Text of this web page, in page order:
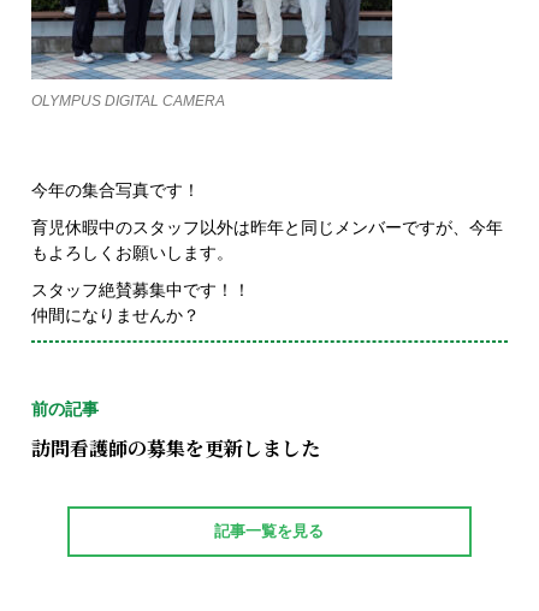
OLYMPUS DIGITAL CAMERA
今年の集合写真です！
育児休暇中のスタッフ以外は昨年と同じメンバーですが、今年
もよろしくお願いします。
スタッフ絶賛募集中です！！
仲間になりませんか？
前の記事
訪問看護師の募集を更新しました
記事一覧を見る